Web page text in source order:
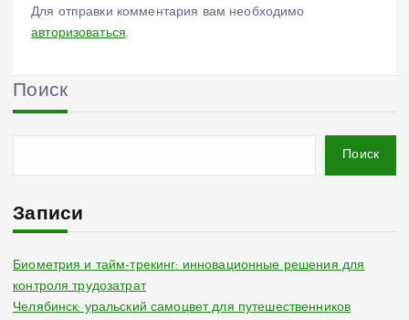
Для отправки комментария вам необходимо
авторизоваться.
Поиск
Поиск
Записи
Биометрия и тайм-трекинг: инновационные решения для
контроля трудозатрат
Челябинск: уральский самоцвет для путешественников